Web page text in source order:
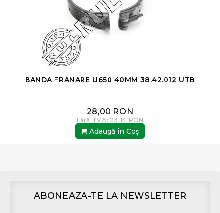
BANDA FRANARE U650 40MM 38.42.012 UTB
28,00 RON
Fără TVA: 23,14 RON
Adaugă în Coş
ABONEAZA-TE LA NEWSLETTER